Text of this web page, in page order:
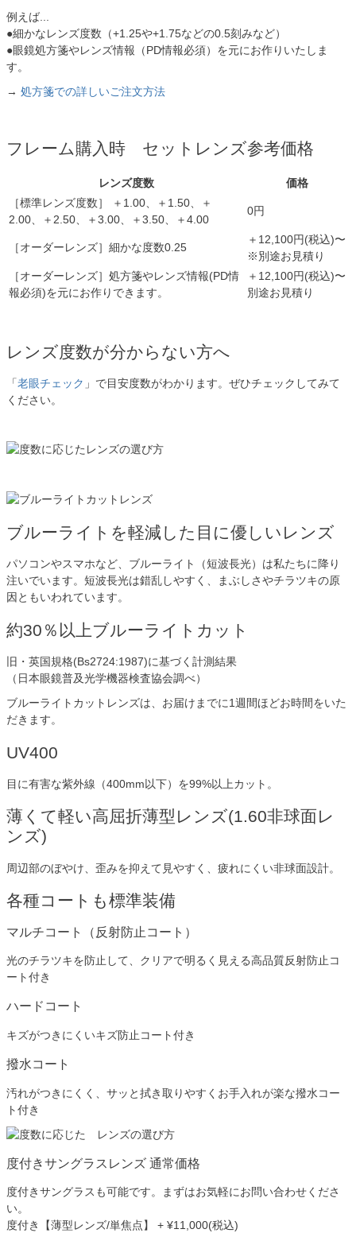
例えば...
●細かなレンズ度数（+1.25や+1.75などの0.5刻みなど）
●眼鏡処方箋やレンズ情報（PD情報必須）を元にお作りいたしま
す。
→ 処方箋での詳しいご注文方法
フレーム購入時 セットレンズ参考価格
レンズ度数
価格
［標準レンズ度数］ ＋1.00、＋1.50、＋
2.00、＋2.50、＋3.00、＋3.50、＋4.00
0円
［オーダーレンズ］細かな度数0.25
＋12,100円(税込)〜
※別途お見積り
［オーダーレンズ］処方箋やレンズ情報(PD情
報必須)を元にお作りできます。
＋12,100円(税込)〜
別途お見積り
レンズ度数が分からない方へ
「老眼チェック 」で目安度数がわかります。ぜひチェックしてみて
ください。
ブルーライトを軽減した目に優しいレンズ
パソコンやスマホなど、ブルーライト（短波長光）は私たちに降り
注いでいます。短波長光は錯乱しやすく、まぶしさやチラツキの原
因ともいわれています。
約30％以上ブルーライトカット
旧・英国規格(Bs2724:1987)に基づく計測結果
（日本眼鏡普及光学機器検査協会調べ）
ブルーライトカットレンズは、お届けまでに1週間ほどお時間をいた
だきます。
UV400
目に有害な紫外線（400mm以下）を99%以上カット。
薄くて軽い高屈折薄型レンズ(1.60非球面レ
ンズ)
周辺部のぼやけ、歪みを抑えて見やすく、疲れにくい非球面設計。
各種コートも標準装備
マルチコート（反射防止コート）
光のチラツキを防止して、クリアで明るく見える高品質反射防止コ
ート付き
ハードコート
キズがつきにくいキズ防止コート付き
撥水コート
汚れがつきにくく、サッと拭き取りやすくお手入れが楽な撥水コー
ト付き
度付きサングラスレンズ 通常価格
度付きサングラスも可能です。まずはお気軽にお問い合わせくださ
い。
度付き【薄型レンズ/単焦点】 + ¥11,000(税込)